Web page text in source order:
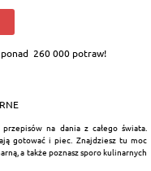
260 000 potraw!
na dania z całego świata.
gotować i piec. Znajdziesz tu moc
a także poznasz sporo kulinarnych